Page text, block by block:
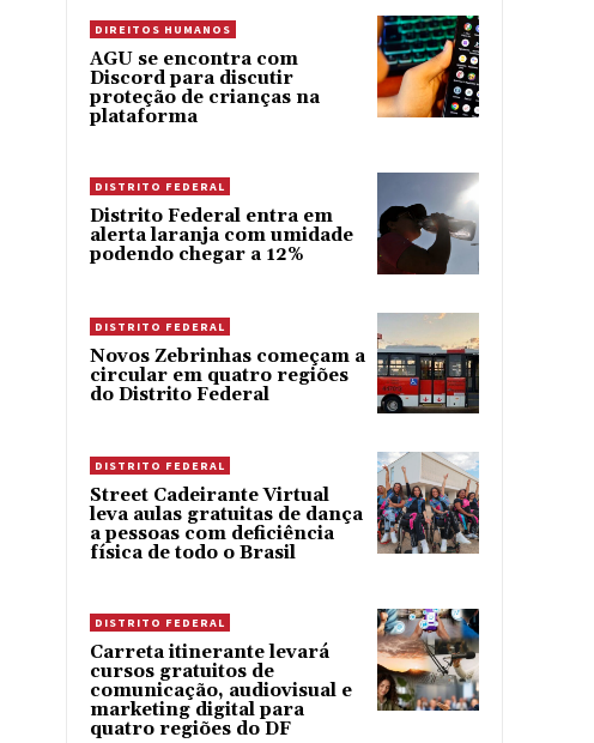
DIREITOS HUMANOS
AGU se encontra com
Discord para discutir
proteção de crianças na
plataforma
DISTRITO FEDERAL
Distrito Federal entra em
alerta laranja com umidade
podendo chegar a 12%
DISTRITO FEDERAL
Novos Zebrinhas começam a
circular em quatro regiões
do Distrito Federal
DISTRITO FEDERAL
Street Cadeirante Virtual
leva aulas gratuitas de dança
a pessoas com deficiência
física de todo o Brasil
DISTRITO FEDERAL
Carreta itinerante levará
cursos gratuitos de
comunicação, audiovisual e
marketing digital para
quatro regiões do DF